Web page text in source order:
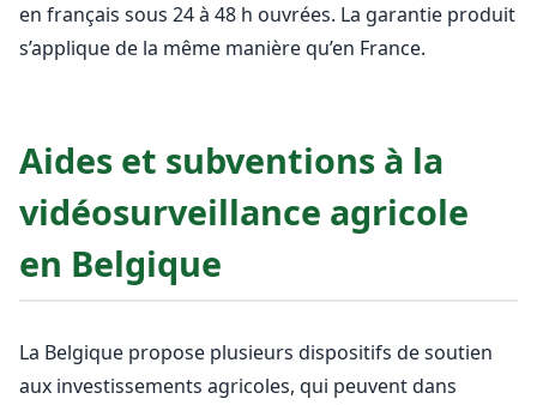
en français sous 24 à 48 h ouvrées. La garantie produit
s’applique de la même manière qu’en France.
Aides et subventions à la
vidéosurveillance agricole
en Belgique
La Belgique propose plusieurs dispositifs de soutien
aux investissements agricoles, qui peuvent dans